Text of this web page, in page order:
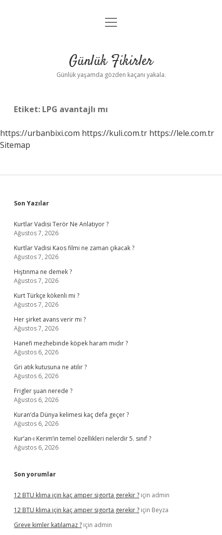
Anasayfa
Yasal Uyarı
menüyü
Günlük Fikirler
Günlük yaşamda gözden kaçanı yakala.
Etiket: LPG avantajlı mı
https://urbanbixi.com https://kuli.com.tr https://lele.com.tr
Sitemap
Sidebar
Son Yazılar
Kurtlar Vadisi Terör Ne Anlatıyor ?
Ağustos 7, 2026
Kurtlar Vadisi Kaos filmi ne zaman çıkacak ?
Ağustos 7, 2026
Hıştınma ne demek ?
Ağustos 7, 2026
Kurt Türkçe kökenli mi ?
Ağustos 7, 2026
Her şirket avans verir mi ?
Ağustos 7, 2026
Hanefi mezhebinde köpek haram mıdır ?
Ağustos 6, 2026
Gri atık kutusuna ne atılır ?
Ağustos 6, 2026
Frigler şuan nerede ?
Ağustos 6, 2026
Kuran’da Dünya kelimesi kaç defa geçer ?
Ağustos 6, 2026
Kur’an-ı Kerim’in temel özellikleri nelerdir 5. sınıf ?
Ağustos 6, 2026
Son yorumlar
12 BTU klima için kaç amper sigorta gerekir ? için admin
12 BTU klima için kaç amper sigorta gerekir ? için Beyza
Greve kimler katılamaz ? için admin